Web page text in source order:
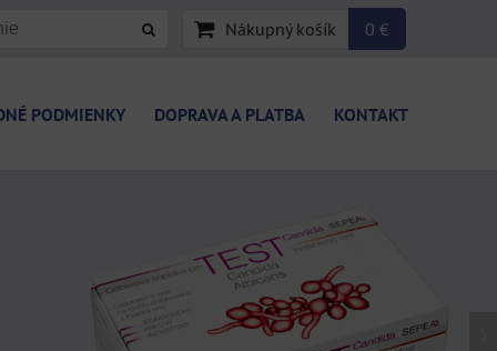
Nákupný košík 0 €
PODMIENKY DOPRAVA A PLATBA KONTAKT